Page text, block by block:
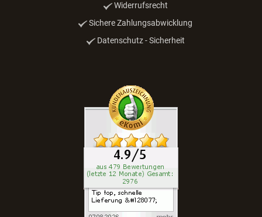
Widerrufsrecht
Sichere Zahlungsabwicklung
Datenschutz - Sicherheit